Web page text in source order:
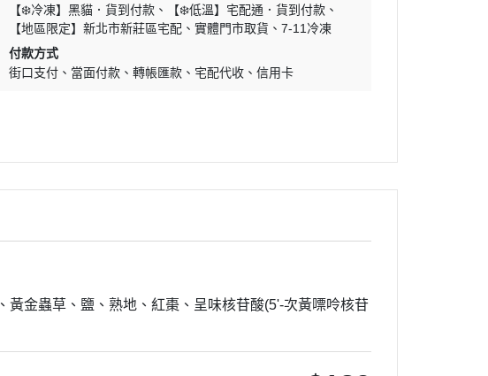
【❄️冷凍】黑貓．貨到付款
【❄️低溫】宅配通．貨到付款
【地區限定】新北市新莊區宅配
實體門市取貨
7-11冷凍
付款方式
街口支付
當面付款 轉帳匯款 宅配代收 信用卡
、黃金蟲草、鹽、熟地、紅棗、呈味核苷酸(5'-次黃嘌呤核苷